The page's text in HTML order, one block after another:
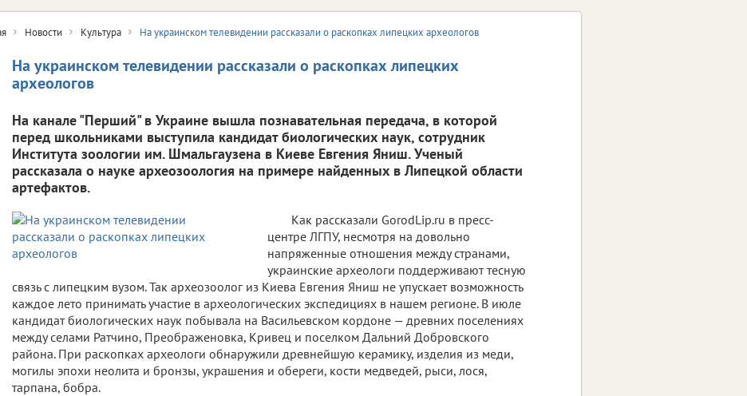
Новости Культура На украинском телевидении рассказали о раскопках липецких археологов
На украинском телевидении рассказали о раскопках липецких
археологов
На канале "Перший" в Украине вышла познавательная передача, в которой
перед школьниками выступила кандидат биологических наук, сотрудник
Института зоологии им. Шмальгаузена в Киеве Евгения Яниш. Ученый
рассказала о науке археозоология на примере найденных в Липецкой области
артефактов.
Как рассказали GorodLip.ru в пресс-
центре ЛГПУ, несмотря на довольно
напряженные отношения между странами,
украинские археологи поддерживают тесную
связь с липецким вузом. Так археозоолог из Киева Евгения Яниш не упускает возможность
каждое лето принимать участие в археологических экспедициях в нашем регионе. В июле
кандидат биологических наук побывала на Васильевском кордоне — древних поселениях
между селами Ратчино, Преображеновка, Кривец и поселком Дальний Добровского
района. При раскопках археологи обнаружили древнейшую керамику, изделия из меди,
могилы эпохи неолита и бронзы, украшения и обереги, кости медведей, рыси, лося,
тарпана, бобра.